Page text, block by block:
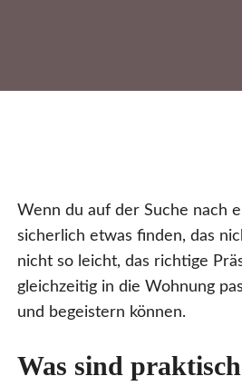
Wenn du auf der Suche nach
sicherlich etwas finden, das
nicht so leicht, das richtige
gleichzeitig in die Wohnung
und begeistern können.
Was sind